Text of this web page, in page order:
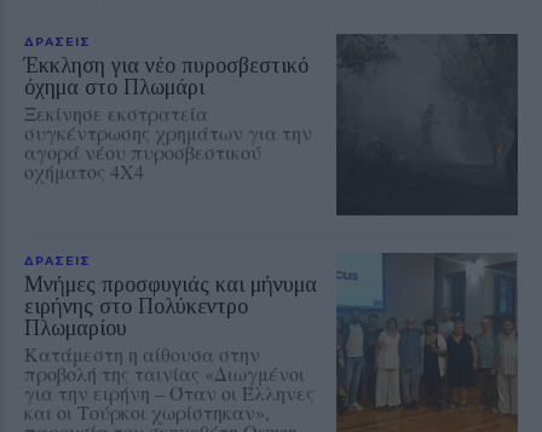
ΔΡΑΣΕΙΣ
Έκκληση για νέο πυροσβεστικό
όχημα στο Πλωμάρι
Ξεκίνησε εκστρατεία
συγκέντρωσης χρημάτων για την
αγορά νέου πυροσβεστικού
οχήματος 4Χ4
ΔΡΑΣΕΙΣ
Μνήμες προσφυγιάς και μήνυμα
ειρήνης στο Πολύκεντρο
Πλωμαρίου
Κατάμεστη η αίθουσα στην
προβολή της ταινίας «Διωγμένοι
για την ειρήνη – Όταν οι Έλληνες
και οι Τούρκοι χωρίστηκαν»,